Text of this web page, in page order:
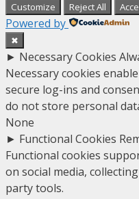
Customize Reject All
Powered by
✖
► Necessary Cookies
Necessary cookies
secure log-ins and
do not store personal
None
► Functional Cookies
Functional cookies
on social media,
party tools.